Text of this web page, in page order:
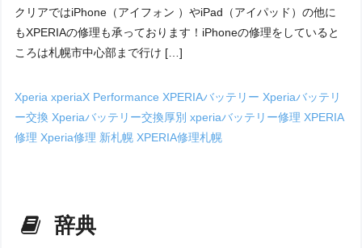
クリアではiPhone（アイフォン ）やiPad（アイパッド）の他に
もXPERIAの修理も承っております！iPhoneの修理をしていると
ころは札幌市中心部まで行け […]
XperiaxperiaX PerformanceXPERIAバッテリーXperiaバッテリ
ー交換Xperiaバッテリー交換厚別xperiaバッテリー修理XPERIA
修理Xperia修理 新札幌XPERIA修理札幌
辞典